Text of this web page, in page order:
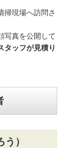
掃現場へ訪問さ
写真を公開して
タッフが見積り
）